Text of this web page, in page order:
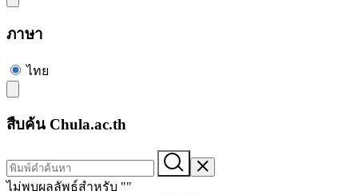
ภาษา
ไทย
สืบค้น Chula.ac.th
ไม่พบผลลัพธ์สำหรับ ""